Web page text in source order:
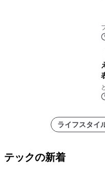
ライフスタイ
テックの新着